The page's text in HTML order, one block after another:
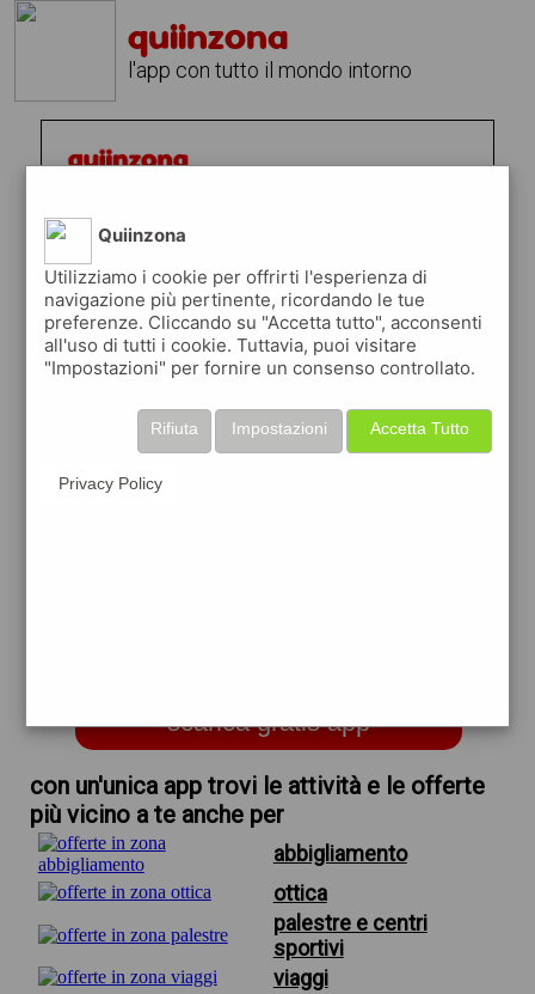
quiinzona
l'app con tutto il mondo intorno
scarica gratis app
con un'unica app trovi le attività e le offerte
più vicino a te anche per
abbigliamento
ottica
palestre e centri
sportivi
viaggi
Quiinzona
Utilizziamo i cookie per offrirti l'esperienza di
navigazione più pertinente, ricordando le tue
preferenze. Cliccando su "Accetta tutto", acconsenti
all'uso di tutti i cookie. Tuttavia, puoi visitare
"Impostazioni" per fornire un consenso controllato.
Accetta Tutto
Impostazioni
Rifiuta
Privacy Policy